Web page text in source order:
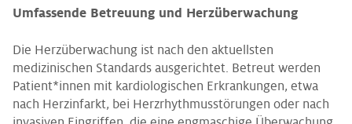
Umfassende Betreuung und Herzüberwachung
Die Herzüberwachung ist nach den aktuellsten
medizinischen Standards ausgerichtet. Betreut werden
Patient*innen mit kardiologischen Erkrankungen, etwa
nach Herzinfarkt, bei Herzrhythmusstörungen oder nach